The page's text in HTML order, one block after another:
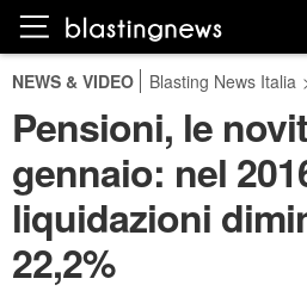
NEWS & VIDEO Blasting News Italia
Pensioni, le
gennaio: nel
liquidazioni
22,2%